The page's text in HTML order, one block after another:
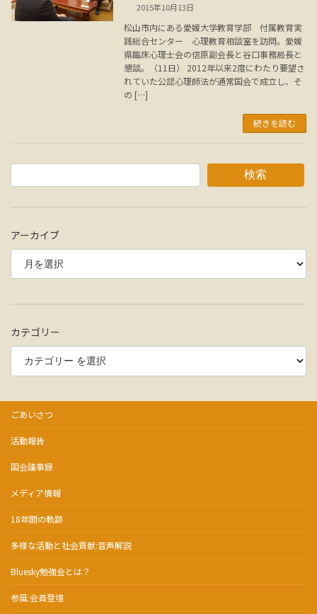
2015年10月13日
松山市内にある愛媛大学教育学部 付属教育実
践総合センター 心理教育相談室を訪問。愛媛
県臨床心理士会の信原副会長と谷口事務局長と
懇談。（11日） 2012年以来2度にわたり要望さ
れていた公認心理師法が通常国会で成立し、そ
の […]
続きを読む
検索
アーカイブ
カテゴリー
ごあいさつ
活動報告
国会議事録
メディア情報
18年間の軌跡
多様な活動と社会貢献:音声解説
Bluesky勉強会とは？
参風:会員登壇